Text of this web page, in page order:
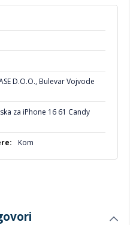
bude modni statement!
koji žele praktičnost.
stila.
D.O.O., Bulevar Vojvode
za iPhone 16 61 Candy
Kom